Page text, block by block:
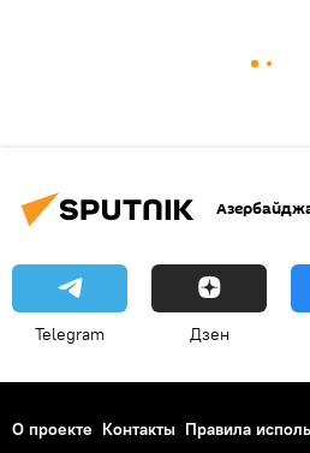
Telegram Дзен
О проекте Контакты Правила